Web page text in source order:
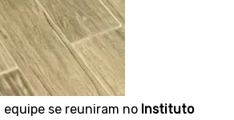
equipe se reuniram no Instituto